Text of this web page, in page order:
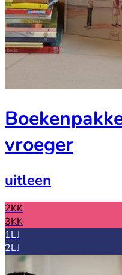
vroeger
uitleen
2KK
3KK
1LJ
2LJ